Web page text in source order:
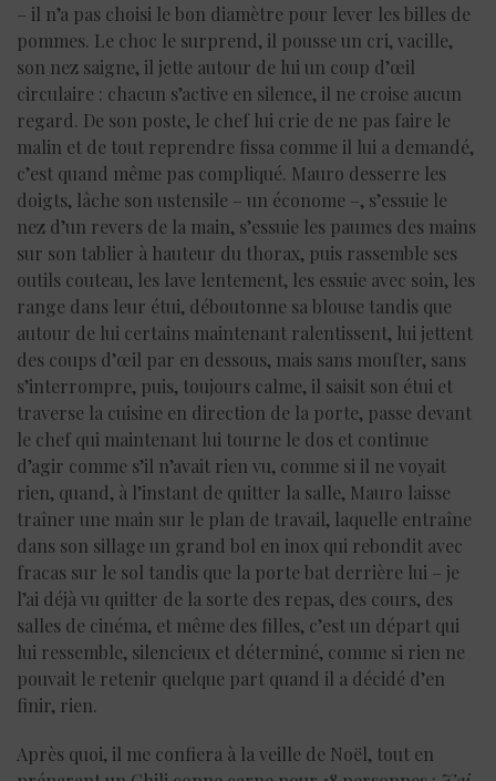
– il n’a pas choisi le bon diamètre pour lever les billes de
pommes. Le choc le surprend, il pousse un cri, vacille,
son nez saigne, il jette autour de lui un coup d’œil
circulaire : chacun s’active en silence, il ne croise aucun
regard. De son poste, le chef lui crie de ne pas faire le
malin et de tout reprendre fissa comme il lui a demandé,
c’est quand même pas compliqué. Mauro desserre les
doigts, lâche son ustensile – un économe –, s’essuie le
nez d’un revers de la main, s’essuie les paumes des mains
sur son tablier à hauteur du thorax, puis rassemble ses
outils couteau, les lave lentement, les essuie avec soin, les
range dans leur étui, déboutonne sa blouse tandis que
autour de lui certains maintenant ralentissent, lui jettent
des coups d’œil par en dessous, mais sans moufter, sans
s’interrompre, puis, toujours calme, il saisit son étui et
traverse la cuisine en direction de la porte, passe devant
le chef qui maintenant lui tourne le dos et continue
d’agir comme s’il n’avait rien vu, comme si il ne voyait
rien, quand, à l’instant de quitter la salle, Mauro laisse
traîner une main sur le plan de travail, laquelle entraîne
dans son sillage un grand bol en inox qui rebondit avec
fracas sur le sol tandis que la porte bat derrière lui – je
l’ai déjà vu quitter de la sorte des repas, des cours, des
salles de cinéma, et même des filles, c’est un départ qui
lui ressemble, silencieux et déterminé, comme si rien ne
pouvait le retenir quelque part quand il a décidé d’en
finir, rien.
Après quoi, il me confiera à la veille de Noël, tout en